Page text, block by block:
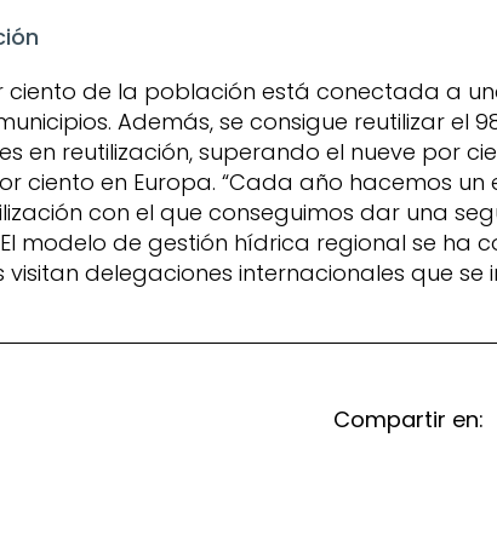
ciento de la población está conectada a
Además, se consigue reutilizar el
en reutilización, superando el nueve por
ciento en Europa. “Cada año hacemos un
con el que conseguimos dar una
modelo de gestión hídrica regional se ha
delegaciones internacionales que se
Compartir en: